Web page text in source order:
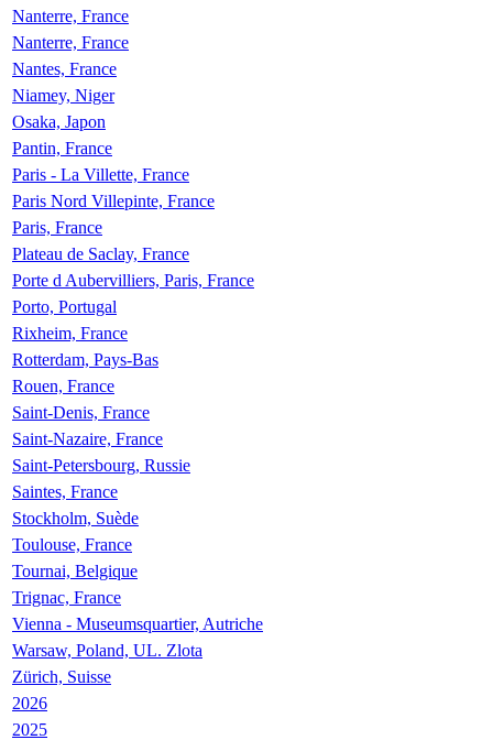
Nanterre, France
Nanterre, France
Nantes, France
Niamey, Niger
Osaka, Japon
Pantin, France
Paris - La Villette, France
Paris Nord Villepinte, France
Paris, France
Plateau de Saclay, France
Porte d Aubervilliers, Paris, France
Porto, Portugal
Rixheim, France
Rotterdam, Pays-Bas
Rouen, France
Saint-Denis, France
Saint-Nazaire, France
Saint-Petersbourg, Russie
Saintes, France
Stockholm, Suède
Toulouse, France
Tournai, Belgique
Trignac, France
Vienna - Museumsquartier, Autriche
Warsaw, Poland, UL. Zlota
Zürich, Suisse
2026
2025